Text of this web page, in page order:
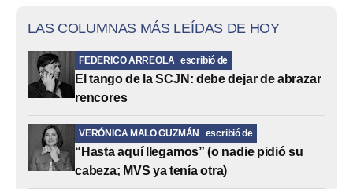
LAS COLUMNAS MÁS LEÍDAS DE HOY
FEDERICO ARREOLA escribió de
El tango de la SCJN: debe dejar de abrazar
rencores
VERÓNICA MALO GUZMÁN escribió de
“Hasta aquí llegamos” (o nadie pidió su
cabeza; MVS ya tenía otra)